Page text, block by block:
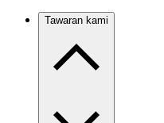
Tawaran kami